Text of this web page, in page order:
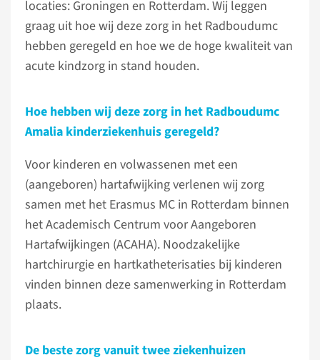
locaties: Groningen en Rotterdam. Wij leggen
graag uit hoe wij deze zorg in het Radboudumc
hebben geregeld en hoe we de hoge kwaliteit van
acute kindzorg in stand houden.
Hoe hebben wij deze zorg in het Radboudumc
Amalia kinderziekenhuis geregeld?
Voor kinderen en volwassenen met een
(aangeboren) hartafwijking verlenen wij zorg
samen met het Erasmus MC in Rotterdam binnen
het Academisch Centrum voor Aangeboren
Hartafwijkingen (ACAHA). Noodzakelijke
hartchirurgie en hartkatheterisaties bij kinderen
vinden binnen deze samenwerking in Rotterdam
plaats.
De beste zorg vanuit twee ziekenhuizen